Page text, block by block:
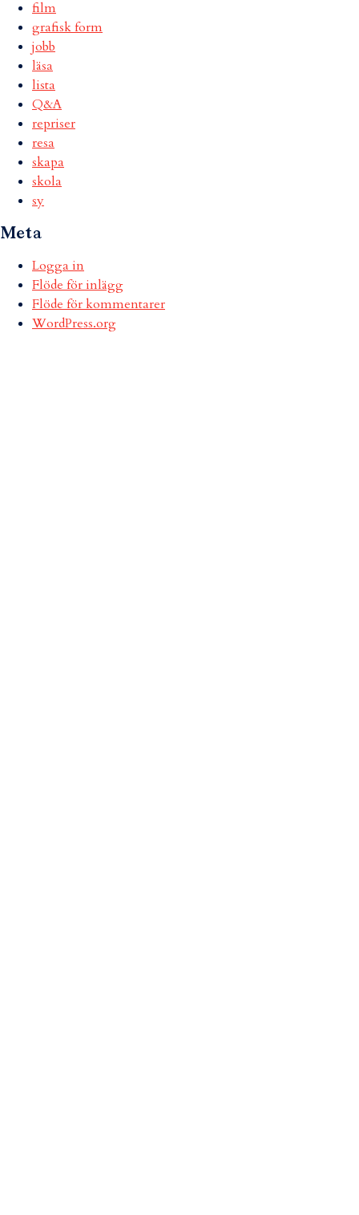
film
grafisk form
jobb
läsa
lista
Q&A
repriser
resa
skapa
skola
sy
Meta
Logga in
Flöde för inlägg
Flöde för kommentarer
WordPress.org